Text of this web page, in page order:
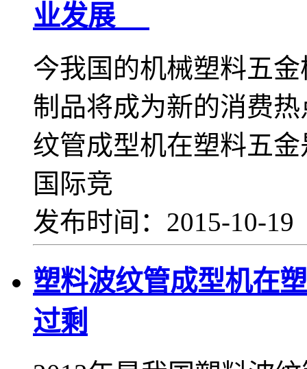
业发展
今我国的机械塑料五
制品将成为新的消费
纹管成型机在塑料五
国际竞
发布时间：2015-10-
塑料波纹管成型机在
过剩